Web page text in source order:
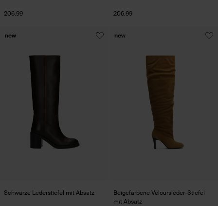
206.99 206.99
Schwarze Lederstiefel mit Absatz
new
Beigefarbene Veloursleder-Stiefel
mit Absatz
new